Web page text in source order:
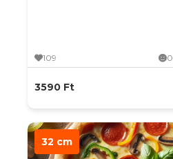
109 0
3590 Ft
32 cm